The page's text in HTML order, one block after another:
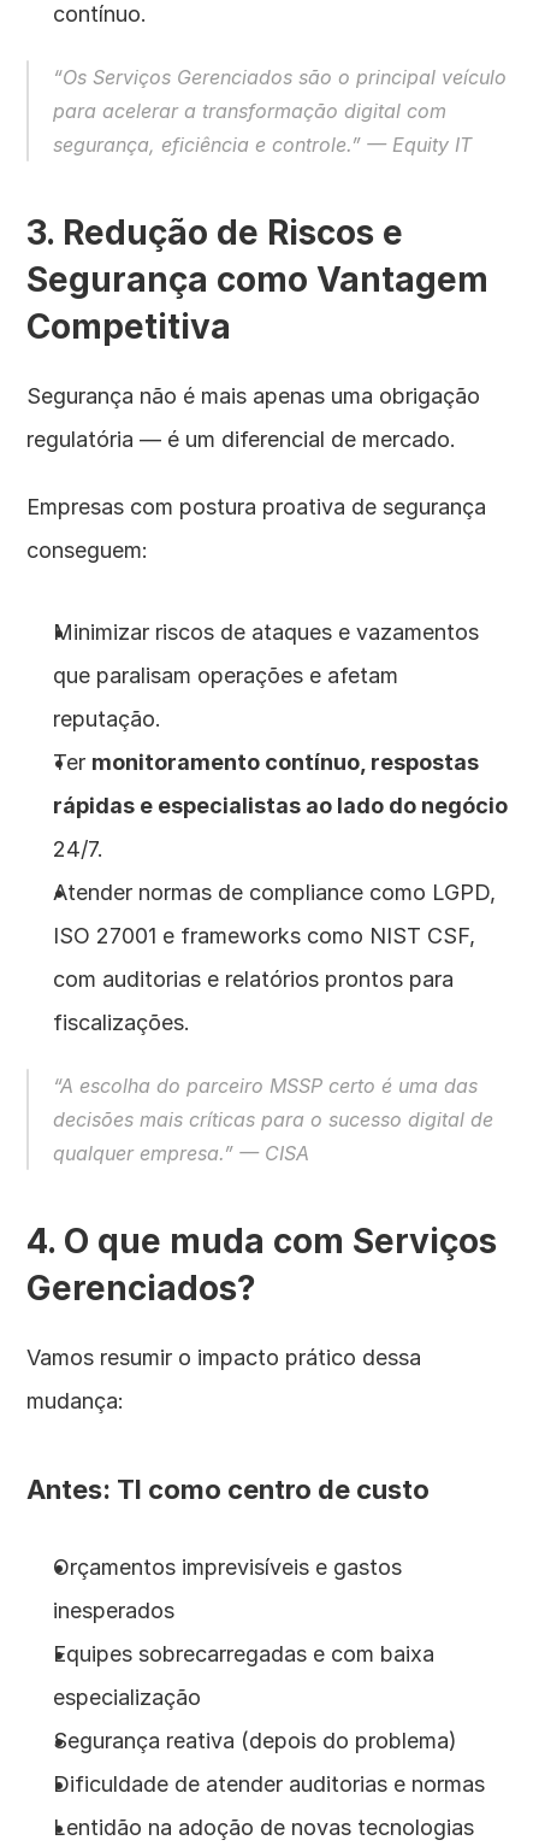
contínuo.
“Os Serviços Gerenciados são o principal veículo
para acelerar a transformação digital com
segurança, eficiência e controle.” — Equity IT
3. Redução de Riscos e
Segurança como Vantagem
Competitiva
Segurança não é mais apenas uma obrigação
regulatória — é um diferencial de mercado.
Empresas com postura proativa de segurança
conseguem:
Minimizar riscos de ataques e vazamentos
que paralisam operações e afetam
reputação.
Ter monitoramento contínuo, respostas
rápidas e especialistas ao lado do negócio
24/7.
Atender normas de compliance como LGPD,
ISO 27001 e frameworks como NIST CSF,
com auditorias e relatórios prontos para
fiscalizações.
“A escolha do parceiro MSSP certo é uma das
decisões mais críticas para o sucesso digital de
qualquer empresa.” — CISA
4. O que muda com Serviços
Gerenciados?
Vamos resumir o impacto prático dessa
mudança:
Antes: TI como centro de custo
Orçamentos imprevisíveis e gastos
inesperados
Equipes sobrecarregadas e com baixa
especialização
Segurança reativa (depois do problema)
Dificuldade de atender auditorias e normas
Lentidão na adoção de novas tecnologias